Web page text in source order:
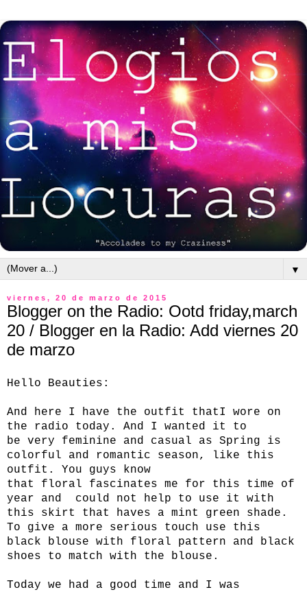
▼
viernes, 20 de marzo de 2015
Blogger on the Radio: Ootd friday,march
20 / Blogger en la Radio: Add viernes 20
de marzo
Hello Beauties:
And here I have the outfit thatI wore on
the radio today. And I wanted it to
be very feminine and casual as Spring is
colorful and romantic season, like this
outfit. You guys know
that floral fascinates me for this time of
year and could not help to use it with
this skirt that haves a mint green shade.
To give a more serious touch use this
black blouse with floral pattern and black
shoes to match with the blouse.
Today we had a good time and I was